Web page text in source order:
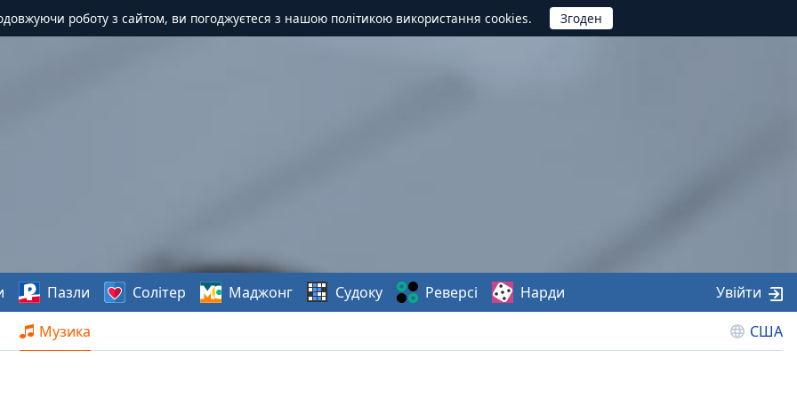
роботу з сайтом, ви погоджуєтеся з нашою політикою використання cookies.
Музика США
Пазли Солітер Маджонг Судоку Реверсі Нарди Увійти